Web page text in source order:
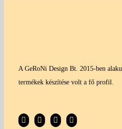
A GeRoNi Design Bt. 2015-ben
termékek készítése volt a fő profil.